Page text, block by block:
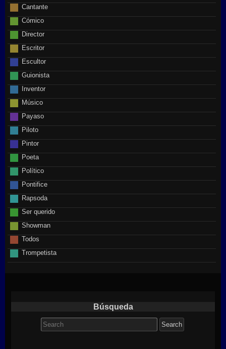
Cantante
Cómico
Director
Escritor
Escultor
Guionista
Inventor
Músico
Payaso
Piloto
Pintor
Poeta
Político
Pontifice
Rapsoda
Ser querido
Showman
Todos
Trompetista
Búsqueda
Search
for: